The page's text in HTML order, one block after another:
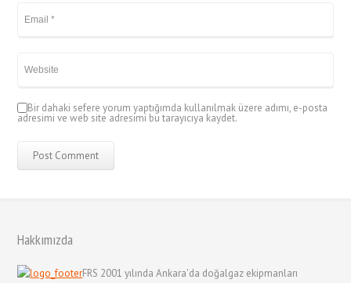
Bir dahaki sefere yorum yaptığımda kullanılmak üzere adımı, e-posta
adresimi ve web site adresimi bu tarayıcıya kaydet.
Hakkımızda
FRS 2001 yılında Ankara'da doğalgaz ekipmanları